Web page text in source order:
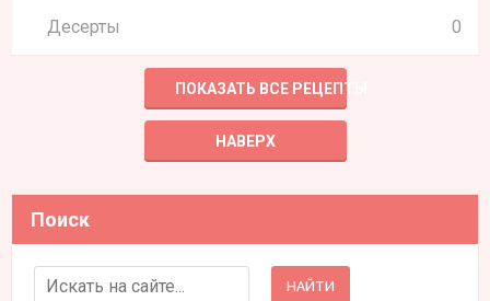
Десерты 0
ПОКАЗАТЬ ВСЕ РЕЦЕПТЫ
НАВЕРХ
Поиск
Search for: